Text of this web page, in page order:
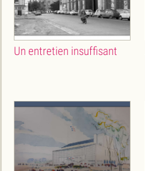
Un entretien insuffisant